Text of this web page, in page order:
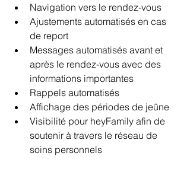
Navigation vers le rendez-vous
Ajustements automatisés en cas
de report
Messages automatisés avant et
après le rendez-vous avec des
informations importantes
Rappels automatisés
Affichage des périodes de jeûne
Visibilité pour heyFamily afin de
soutenir à travers le réseau de
soins personnels